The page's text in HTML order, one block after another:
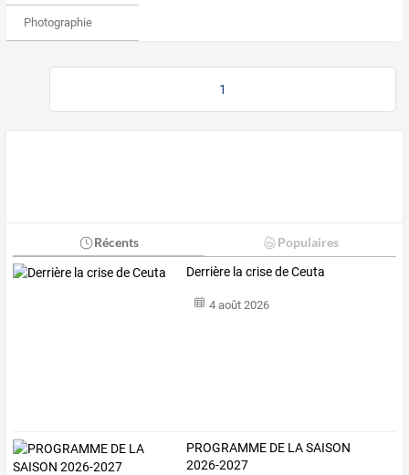
Photographie
1
Récents Populaires
Derrière la crise de Ceuta
4 août 2026
PROGRAMME DE LA SAISON
2026-2027